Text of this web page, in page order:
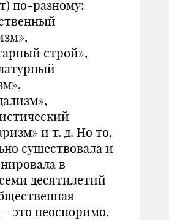
по-разному:
строй»,
и т. д. Но то,
существовала и
в
десятилетий
это неоспоримо.